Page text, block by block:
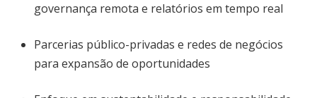
governança remota e relatórios em tempo real
Parcerias público-privadas e redes de negócios
para expansão de oportunidades